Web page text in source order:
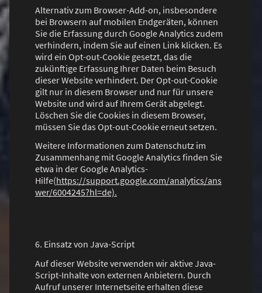
Alternativ zum Browser-Add-on, insbesondere
bei Browsern auf mobilen Endgeräten, können
Sie die Erfassung durch Google Analytics zudem
verhindern, indem Sie auf einen Link klicken. Es
wird ein Opt-out-Cookie gesetzt, das die
zukünftige Erfassung Ihrer Daten beim Besuch
dieser Website verhindert. Der Opt-out-Cookie
gilt nur in diesem Browser und nur für unsere
Website und wird auf Ihrem Gerät abgelegt.
Löschen Sie die Cookies in diesem Browser,
müssen Sie das Opt-out-Cookie erneut setzen.
Weitere Informationen zum Datenschutz im
Zusammenhang mit Google Analytics finden Sie
etwa in der Google Analytics-
Hilfe(https://support.google.com/analytics/ans
wer/6004245?hl=de).
6. Einsatz von Java-Script
Auf dieser Website verwenden wir aktive Java-
Script-Inhalte von externen Anbietern. Durch
Aufruf unserer Internetseite erhalten diese